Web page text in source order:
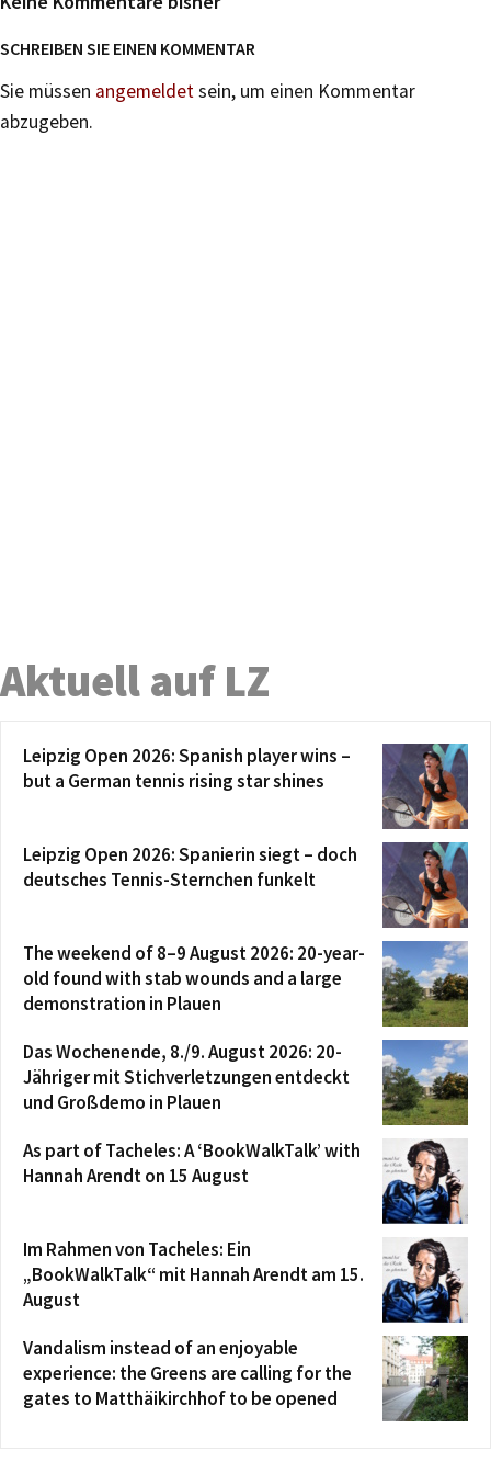
SCHREIBEN SIE EINEN KOMMENTAR
Sie müssen angemeldetsein, um einen Kommentar
abzugeben.
Aktuell auf LZ
Leipzig Open 2026: Spanish player wins –
but a German tennis rising star shines
Leipzig Open 2026: Spanierin siegt – doch
deutsches Tennis-Sternchen funkelt
The weekend of 8–9 August 2026: 20-year-
old found with stab wounds and a large
demonstration in Plauen
Das Wochenende, 8./9. August 2026: 20-
Jähriger mit Stichverletzungen entdeckt
und Großdemo in Plauen
As part of Tacheles: A ‘BookWalkTalk’ with
Hannah Arendt on 15 August
Im Rahmen von Tacheles: Ein
„BookWalkTalk“ mit Hannah Arendt am 15.
August
Vandalism instead of an enjoyable
experience: the Greens are calling for the
gates to Matthäikirchhof to be opened